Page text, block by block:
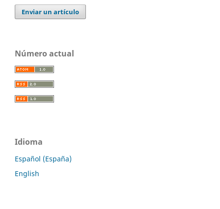
Enviar un artículo
Número actual
Idioma
Español (España)
English